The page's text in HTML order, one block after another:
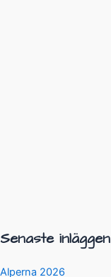
Senaste inläggen
Alperna 2026